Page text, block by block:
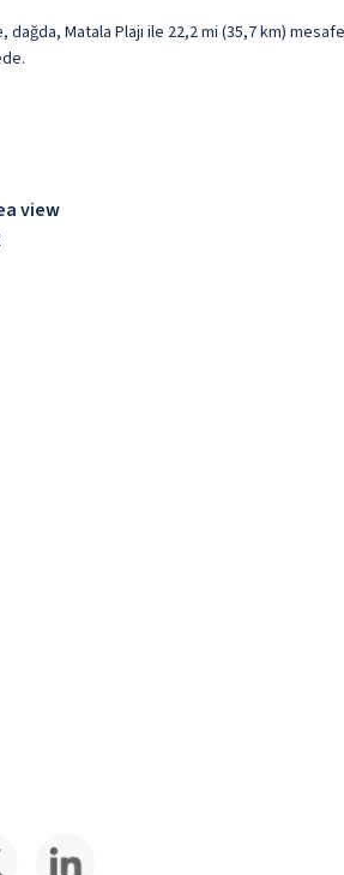
Matala Plajı ile 22,2 mi (35,7 km)
view